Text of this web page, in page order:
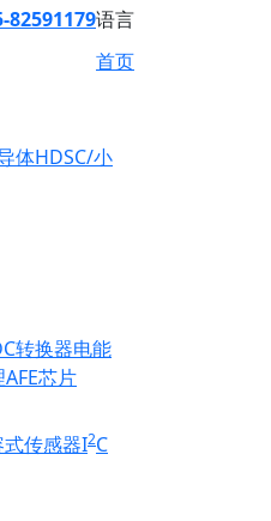
82591179语言
首页
体HDSC/小
转换器电能
AFE芯片
式传感器I2C